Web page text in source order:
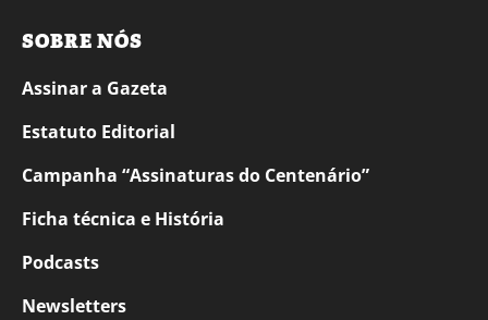
SOBRE NÓS
Assinar a Gazeta
Estatuto Editorial
Campanha “Assinaturas do Centenário”
Ficha técnica e História
Podcasts
Newsletters